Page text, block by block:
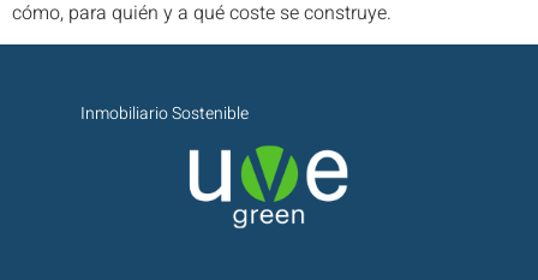
cómo, para quién y a qué coste se construye.
Inmobiliario Sostenible